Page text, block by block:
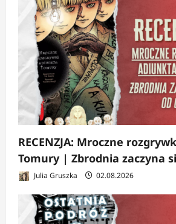
RECENZJA: Mroczne
Tomury | Zbrodnia zaczyna
Julia Gruszka 02.08.2026